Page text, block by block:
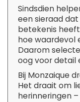
Sindsdien
een sieraad
betekenis
hoe waardevol
Daarom
oog voor detail
Bij Monzaique
Het draait om
herinneringen